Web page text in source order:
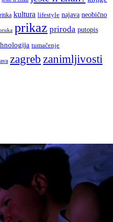
kultura lifestyle najava neobično
prikaz priroda putopis
tumačenje
zagreb zanimljivosti